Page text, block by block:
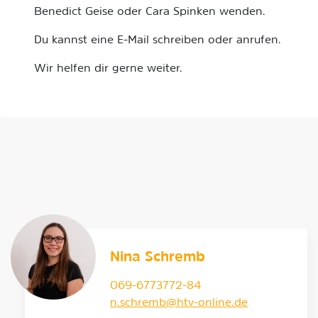
Benedict Geise oder Cara Spinken wenden.
Du kannst eine E-Mail schreiben oder anrufen.
Wir helfen dir gerne weiter.
Nina Schremb
069-6773772-84
n.schremb@htv-online.de